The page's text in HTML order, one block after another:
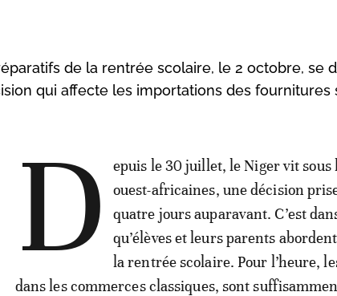
de la rentrée scolaire, le 2 octobre, se
qui affecte les importations des fournitures
D
epuis le 30 juillet, le Niger vit sous
ouest-africaines, une décision
quatre jours auparavant. C’est
qu’élèves et leurs parents
la rentrée scolaire. Pour l’heure,
dans les commerces classiques, sont